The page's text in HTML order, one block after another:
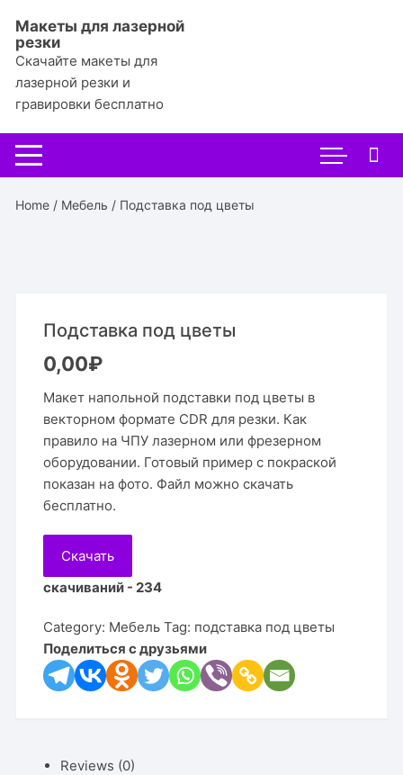
содержимому
Макеты для лазерной
резки
Скачайте макеты для
лазерной резки и
гравировки бесплатно
Home / Мебель / Подставка под цветы
Подставка под цветы
0,00₽
Макет напольной подставки под цветы в
векторном формате CDR для резки. Как
правило на ЧПУ лазерном или фрезерном
оборудовании. Готовый пример с покраской
показан на фото. Файл можно скачать
бесплатно.
Скачать
скачиваний - 234
Category: Мебель Tag: подставка под цветы
Поделиться с друзьями
Reviews (0)